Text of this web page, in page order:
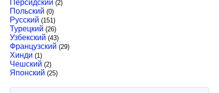
Персидский (2)
Польский (0)
Русский (151)
Турецкий (26)
Узбекский (43)
Французский (29)
Хинди (1)
Чешский (2)
Японский (25)